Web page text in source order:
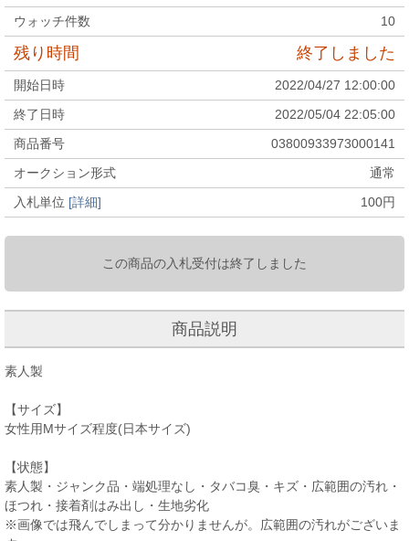
ウォッチ件数
10
残り時間 終了しました
開始日時
2022/04/27 12:00:00
終了日時
2022/05/04 22:05:00
商品番号
03800933973000141
オークション形式
通常
入札単位 [詳細] 100円
この商品の入札受付は終了しました
商品説明
素人製
【サイズ】
女性用Mサイズ程度(日本サイズ)
【状態】
素人製・ジャンク品・端処理なし・タバコ臭・キズ・広範囲の汚れ・
ほつれ・接着剤はみ出し・生地劣化
※画像では飛んでしまって分かりませんが。広範囲の汚れがございま